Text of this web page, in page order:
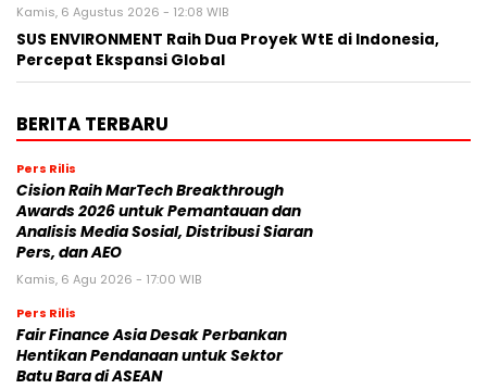
Kamis, 6 Agustus 2026 - 12:08 WIB
SUS ENVIRONMENT Raih Dua Proyek WtE di Indonesia,
Percepat Ekspansi Global
BERITA TERBARU
Pers Rilis
Cision Raih MarTech Breakthrough
Awards 2026 untuk Pemantauan dan
Analisis Media Sosial, Distribusi Siaran
Pers, dan AEO
Kamis, 6 Agu 2026 - 17:00 WIB
Pers Rilis
Fair Finance Asia Desak Perbankan
Hentikan Pendanaan untuk Sektor
Batu Bara di ASEAN